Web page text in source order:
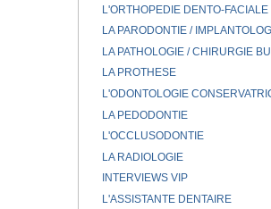
L'ORTHOPEDIE DENTO-FACIALE
LA PARODONTIE /
LA PATHOLOGIE / CHIRURGIE
LA PROTHESE
L'ODONTOLOGIE
LA PEDODONTIE
L'OCCLUSODONTIE
LA RADIOLOGIE
INTERVIEWS VIP
L'ASSISTANTE DENTAIRE